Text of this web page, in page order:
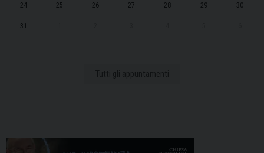
24 25 26 27 28 29 30
31
Tutti gli appuntamenti